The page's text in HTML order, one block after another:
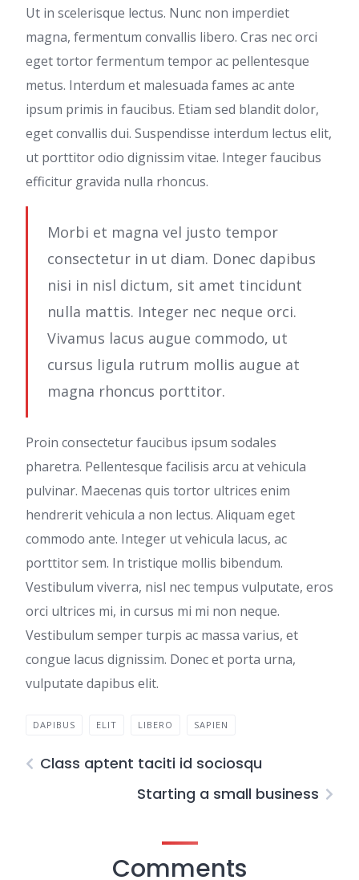
Ut in scelerisque lectus. Nunc non imperdiet
magna, fermentum convallis libero. Cras nec orci
eget tortor fermentum tempor ac pellentesque
metus. Interdum et malesuada fames ac ante
ipsum primis in faucibus. Etiam sed blandit dolor,
eget convallis dui. Suspendisse interdum lectus elit,
ut porttitor odio dignissim vitae. Integer faucibus
efficitur gravida nulla rhoncus.
Morbi et magna vel justo tempor
consectetur in ut diam. Donec dapibus
nisi in nisl dictum, sit amet tincidunt
nulla mattis. Integer nec neque orci.
Vivamus lacus augue commodo, ut
cursus ligula rutrum mollis augue at
magna rhoncus porttitor.
Proin consectetur faucibus ipsum sodales
pharetra. Pellentesque facilisis arcu at vehicula
pulvinar. Maecenas quis tortor ultrices enim
hendrerit vehicula a non lectus. Aliquam eget
commodo ante. Integer ut vehicula lacus, ac
porttitor sem. In tristique mollis bibendum.
Vestibulum viverra, nisl nec tempus vulputate, eros
orci ultrices mi, in cursus mi mi non neque.
Vestibulum semper turpis ac massa varius, et
congue lacus dignissim. Donec et porta urna,
vulputate dapibus elit.
DAPIBUS ELIT LIBERO SAPIEN
Class aptent taciti id sociosqu
Starting a small business
Comments